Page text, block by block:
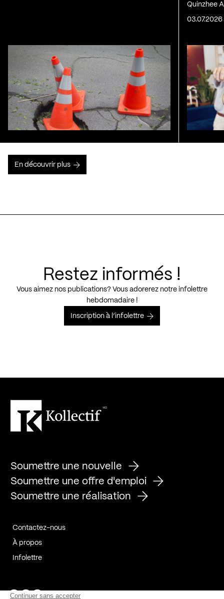
Quinzhee
03.07.2026
En découvrir plus
Restez informés !
Vous aimez nos publications? Vous adorerez notre infolettre
hebdomadaire !
Inscription à l’infolettre
Soumettre une nouvelle
Soumettre une offre d'emploi
Soumettre une réalisation
Contactez-nous
À propos
Infolettre
Page Facebook de Kollectif
Page Instagram de Kollectif
Page Linkedin de Kollectif